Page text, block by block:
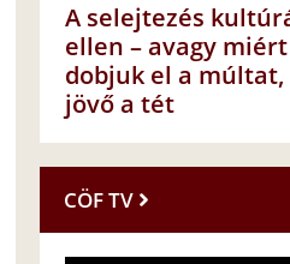
A selejtezés
ellen – avagy
dobjuk el a múltat,
jövő a tét
CÖF TV